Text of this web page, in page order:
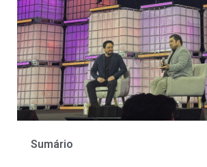
Sumário